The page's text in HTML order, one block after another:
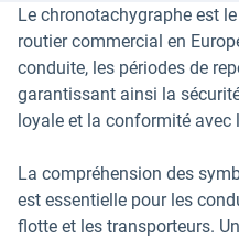
Le chronotachygraphe est
routier commercial en
conduite, les périodes de
garantissant ainsi la
loyale et la conformité avec
La compréhension des
est essentielle pour les
flotte et les transporteurs.